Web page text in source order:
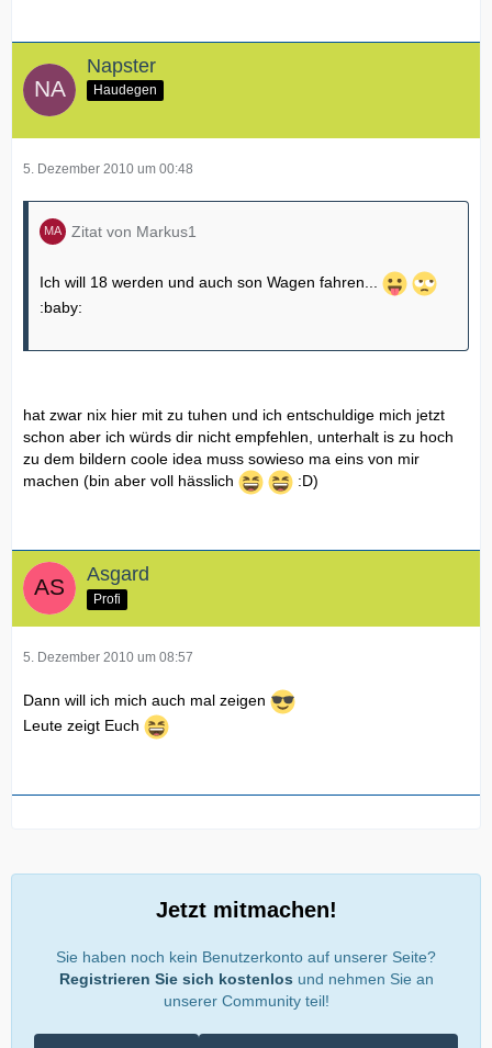
Napster
Haudegen
5. Dezember 2010 um 00:48
Zitat von Markus1
Ich will 18 werden und auch son Wagen fahren...
:baby:
hat zwar nix hier mit zu tuhen und ich entschuldige mich jetzt
schon aber ich würds dir nicht empfehlen, unterhalt is zu hoch
zu dem bildern coole idea muss sowieso ma eins von mir
machen (bin aber voll hässlich
:D)
Asgard
Profi
5. Dezember 2010 um 08:57
Dann will ich mich auch mal zeigen
Leute zeigt Euch
Jetzt mitmachen!
Sie haben noch kein Benutzerkonto auf unserer Seite?
Registrieren Sie sich kostenlos und nehmen Sie an
unserer Community teil!